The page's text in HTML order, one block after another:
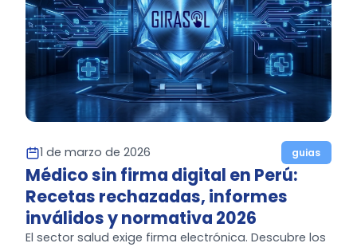
1 de marzo de 2026 guias
Médico sin firma digital en Perú:
Recetas rechazadas, informes
inválidos y normativa 2026
El sector salud exige firma electrónica. Descubre los